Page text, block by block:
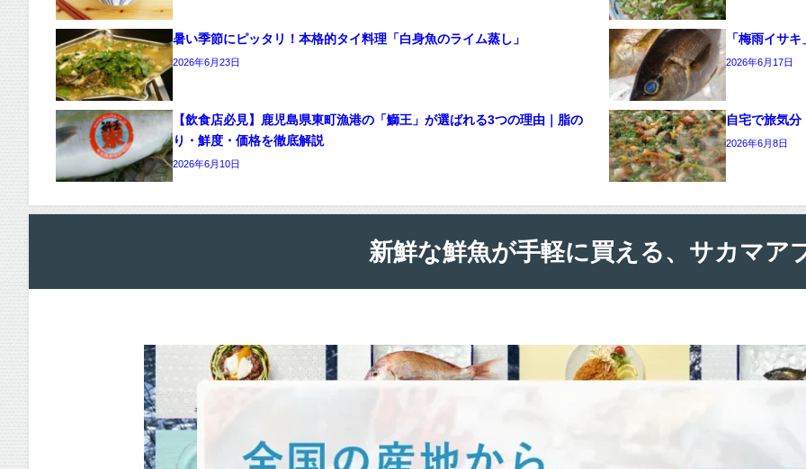
暑い季節にピッタリ！本格的タイ料理「白身魚のライム蒸し」
2026年6月23日
「梅雨イサ
2026年6月17日
【飲食店必見】鹿児島県東町漁港の「鰤王」が選ばれる3つの理由｜脂の
り・鮮度・価格を徹底解説
2026年6月10日
自宅で旅気
2026年6月8日
新鮮な鮮魚が手軽に買える、サカマア